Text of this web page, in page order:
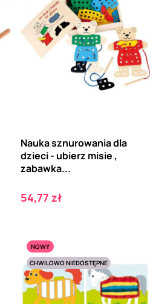
Nauka sznurowania dla
dzieci - ubierz misie ,
zabawka...
Cena
54,77 zł
NOWY
CHWILOWO NIEDOSTĘPNE